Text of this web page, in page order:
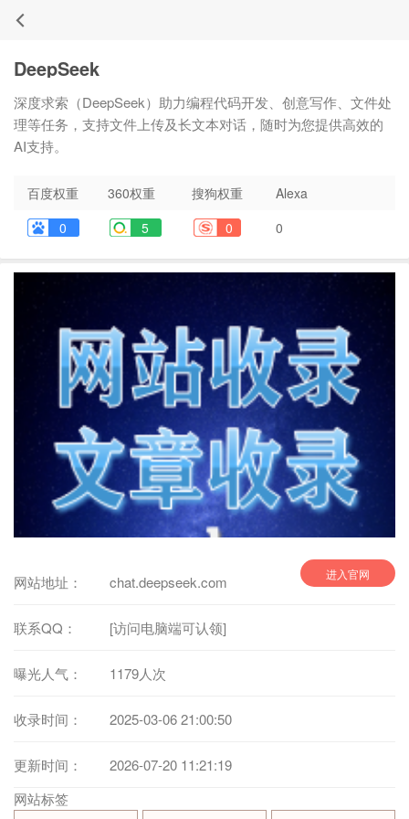
DeepSeek
深度求索（DeepSeek）助力编程代码开发、创意写作、文件处
理等任务，支持文件上传及长文本对话，随时为您提供高效的
AI支持。
百度权重 360权重 搜狗权重
Alexa
0
5 0 0
网站地址： chat.deepseek.com 进入官网
联系QQ： [访问电脑端可认领]
曝光人气： 1179人次
收录时间： 2025-03-06 21:00:50
更新时间：
2026-07-20 11:21:19
网站标签